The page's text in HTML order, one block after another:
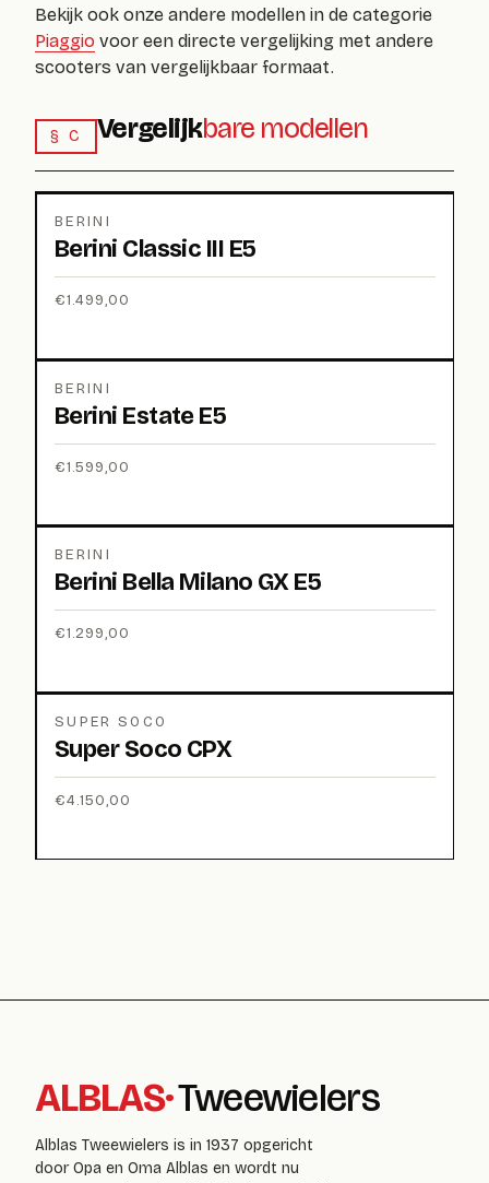
Bekijk ook onze andere modellen in de categorie
Piaggio voor een directe vergelijking met andere
scooters van vergelijkbaar formaat.
§ C Vergelijkbare modellen
BERINI
Berini Classic III E5
€1.499,00
BERINI
Berini Estate E5
€1.599,00
BERINI
Berini Bella Milano GX E5
€1.299,00
SUPER SOCO
Super Soco CPX
€4.150,00
ALBLAS·Tweewielers
Alblas Tweewielers is in 1937 opgericht
door Opa en Oma Alblas en wordt nu